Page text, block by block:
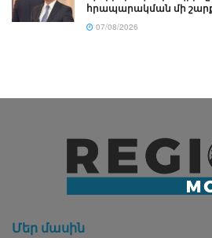
հրապարակման մի
07/08/2026
Մեր մասին